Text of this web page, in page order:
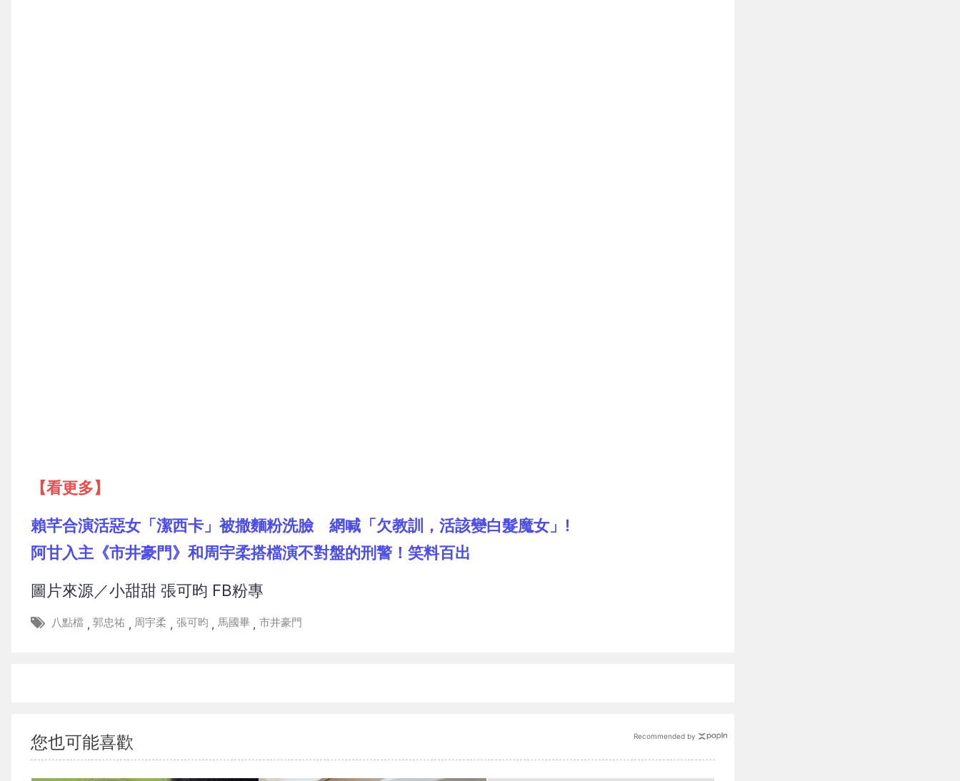
【看更多】
賴芊合演活惡女「潔西卡」被撒麵粉洗臉 網喊「欠教訓，活該變白髮魔女」!
阿甘入主《市井豪門》和周宇柔搭檔演不對盤的刑警！笑料百出
圖片來源／小甜甜 張可昀 FB粉專
八點檔 , 郭忠祐 , 周宇柔 , 張可昀 , 馬國畢 , 市井豪門
您也可能喜歡 Recommended by